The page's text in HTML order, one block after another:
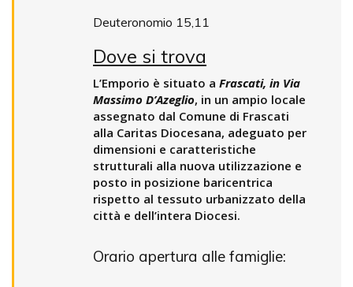
Deuteronomio 15,11
Dove si trova
L’Emporio è situato a Frascati, in Via
Massimo D’Azeglio, in un ampio locale
assegnato dal Comune di Frascati
alla Caritas Diocesana, adeguato per
dimensioni e caratteristiche
strutturali alla nuova utilizzazione e
posto in posizione baricentrica
rispetto al tessuto urbanizzato della
città e dell’intera Diocesi.
Orario apertura alle famiglie: